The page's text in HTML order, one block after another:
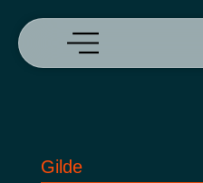
Gilde